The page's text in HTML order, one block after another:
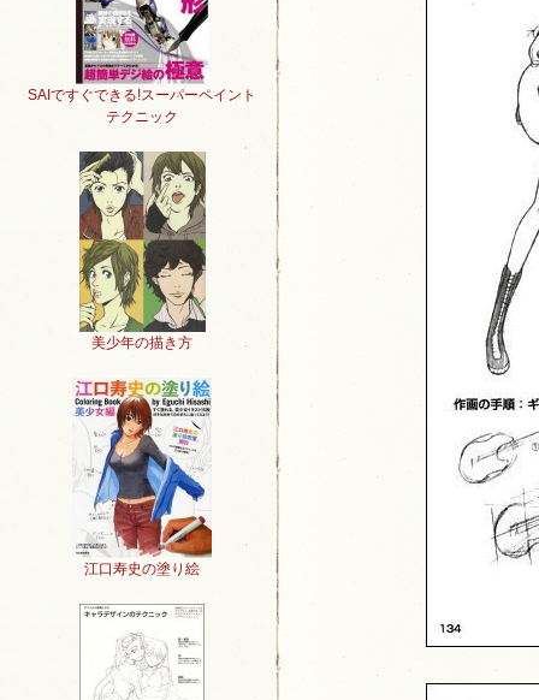
SAIですぐできる!スーパーペイント
テクニック
美少年の描き方
江口寿史の塗り絵